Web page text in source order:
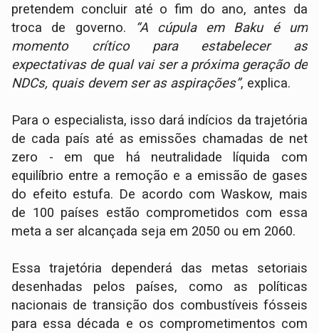
pretendem concluir até o fim do ano, antes da
troca de governo. “A cúpula em Baku é um
momento crítico para estabelecer as
expectativas de qual vai ser a próxima geração de
NDCs, quais devem ser as aspirações”, explica.
Para o especialista, isso dará indícios da trajetória
de cada país até as emissões chamadas de net
zero - em que há neutralidade líquida com
equilíbrio entre a remoção e a emissão de gases
do efeito estufa. De acordo com Waskow, mais
de 100 países estão comprometidos com essa
meta a ser alcançada seja em 2050 ou em 2060.
Essa trajetória dependerá das metas setoriais
desenhadas pelos países, como as políticas
nacionais de transição dos combustíveis fósseis
para essa década e os comprometimentos com